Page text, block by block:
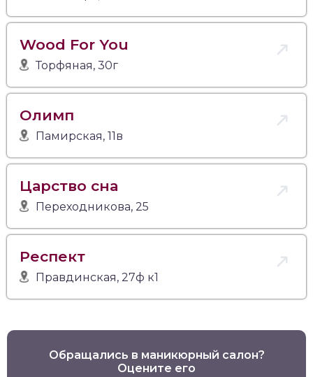
Wood For You
Торфяная, 30г
Олимп
Памирская, 11в
Царство сна
Переходникова, 25
Респект
Правдинская, 27ф к1
Обращались в маникюрный салон?
Оцените его